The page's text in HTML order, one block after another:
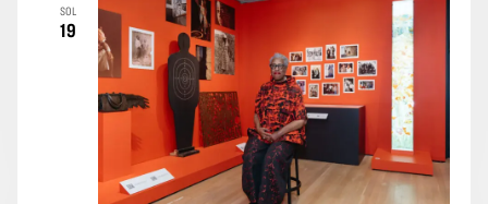
SOL
19